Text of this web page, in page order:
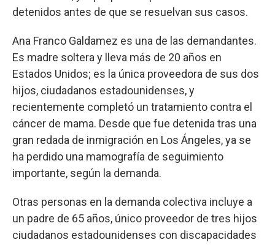
detenidos antes de que se resuelvan sus casos.
Ana Franco Galdamez es una de las demandantes.
Es madre soltera y lleva más de 20 años en
Estados Unidos; es la única proveedora de sus dos
hijos, ciudadanos estadounidenses, y
recientemente completó un tratamiento contra el
cáncer de mama. Desde que fue detenida tras una
gran redada de inmigración en Los Ángeles, ya se
ha perdido una mamografía de seguimiento
importante, según la demanda.
Otras personas en la demanda colectiva incluye a
un padre de 65 años, único proveedor de tres hijos
ciudadanos estadounidenses con discapacidades